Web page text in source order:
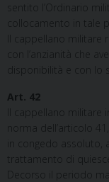
sentito l’Ordinario
collocamento in tale
Il cappellano
con l’anzianità che
disponibilità e con lo
Art. 42
Il cappellano
norma dell’articolo
in congedo assoluto,
trattamento di
Decorso il periodo